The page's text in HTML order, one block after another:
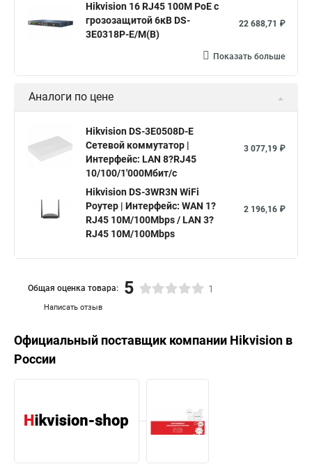
Hikvision 16 RJ45 100M PoE с
грозозащитой 6кВ DS-
3E0318P-E/M(B)
22 688,71 ₽
Показать больше
Аналоги по цене
Hikvision DS-3E0508D-E
Сетевой коммутатор |
Интерфейс: LAN 8?RJ45
10/100/1'000Мбит/с
3 077,19 ₽
Hikvision DS-3WR3N WiFi
Роутер | Интерфейс: WAN 1?
RJ45 10M/100Mbps / LAN 3?
RJ45 10M/100Mbps
2 196,16 ₽
Написать отзыв
Общая оценка товара: 5 1
Официальный поставщик компании Hikvision в
России